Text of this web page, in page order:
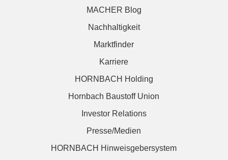
MACHER Blog
Nachhaltigkeit
Marktfinder
Karriere
HORNBACH Holding
Hornbach Baustoff Union
Investor Relations
Presse/Medien
HORNBACH Hinweisgebersystem